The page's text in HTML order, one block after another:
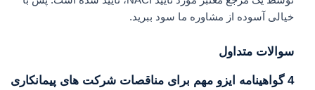
خیالی آسوده از مشاوره ما سود ببرید.
سوالات متداول
4 گواهینامه ایزو مهم برای مناقصات شرکت های پیمانکاری